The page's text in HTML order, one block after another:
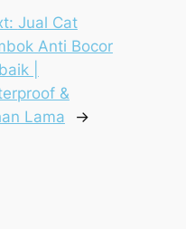
Jual Cat
Anti Bocor
|
&
Lama
→